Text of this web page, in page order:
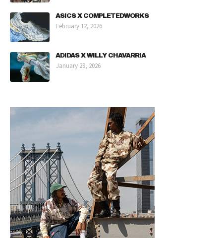
ASICS X COMPLETEDWORKS
February 12, 2026
ADIDAS X WILLY CHAVARRIA
January 29, 2026